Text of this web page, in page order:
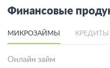
Финансовые
МИКРОЗАЙМЫ КРЕДИТЫ
Онлайн займ